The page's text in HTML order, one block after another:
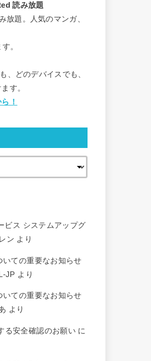
読み放題
放題。人気のマンガ、
。
、どのデバイスでも、
す。
！
ビス システムアップグ
ン より
ての重要なお知らせ
L-JP より
ての重要なお知らせ
より
る安全確認のお願い に